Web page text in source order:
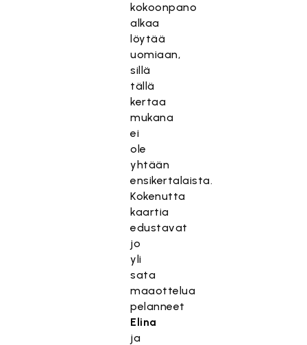
kokoonpano
alkaa
löytää
uomiaan,
sillä
tällä
kertaa
mukana
ei
ole
yhtään
ensikertalaista.
Kokenutta
kaartia
edustavat
jo
yli
sata
maaottelua
pelanneet
Elina
ja